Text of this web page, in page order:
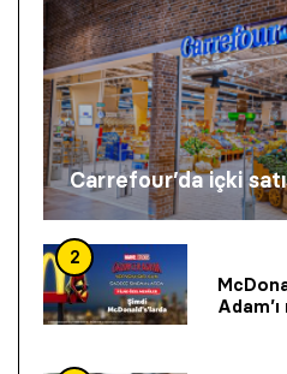
Carrefour’da içki
2